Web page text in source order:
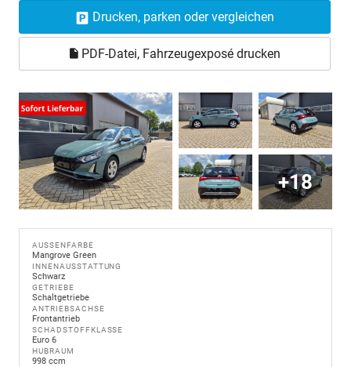
Drucken, parken oder vergleichen
PDF-Datei, Fahrzeugexposé drucken
+18
AUSSENFARBE
Mangrove Green
INNENAUSSTATTUNG
Schwarz
GETRIEBE
Schaltgetriebe
ANTRIEBSACHSE
Frontantrieb
SCHADSTOFFKLASSE
Euro 6
HUBRAUM
998 ccm